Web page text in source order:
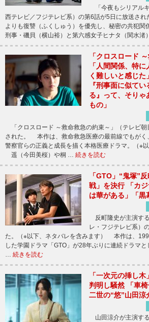
「今夜もシリアル
西テレビ／フジテレビ系）の第6話が5日に放送さ
よりも復讐（ふくしゅう）を優先し、秘密の共犯関
刑事・磯貝（横山裕）と第六感女子ヒナタ（関水渚
「クロスロード
「人間関係、特
く難しいと感じ
『刑事面に似て
る』って、そりゃ
もの」
「クロスロード ～救命救急の約束～」（テレビ朝
された。 本作は、救命救急医療の最前線でもがく
警察官らの正義と成長を描く本格医療ドラマ。（※
遥（今田美桜）や桐 … 続きを読む
「GTO」“鬼塚”
戦」を決行 「カ
は華がある」「黒
反町隆史が主演す
レ・フジテレビ系）
た。（※以下、ネタバレを含みます） 本作は、
した学園ドラマ「GTO」が28年ぶりに連続ドラマ
続きを読む
「一次元の挿し
判明し騒然 「車
二世の“悠”山田涼
山田涼介が主演す